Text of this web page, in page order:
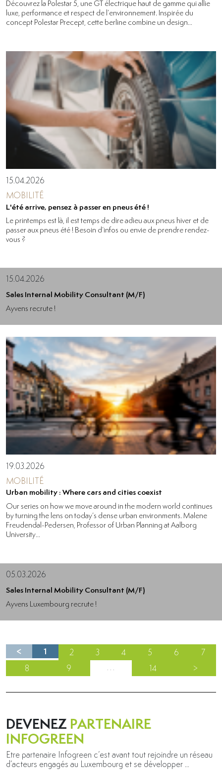
Découvrez la Polestar 5, une GT électrique haut de gamme qui allie
luxe, performance et respect de l’environnement. Inspirée du
concept Polestar Precept, cette berline combine un design...
15.04.2026
MOBILITÉ
L'été arrive, pensez à passer en pneus été !
Le printemps est là, il est temps de dire adieu aux pneus hiver et de
passer aux pneus été ! Besoin d’infos ou envie de prendre rendez-
vous ?
15.04.2026
Sales Internal Mobility Consultant (M/F)
Ayvens recrute !
19.03.2026
MOBILITÉ
Urban mobility : Where cars and cities coexist
Our series on how we move around in the modern world continues
by turning the lens on today’s dense urban environments. Malene
Freudendal-Pedersen, Professor of Urban Planning at Aalborg
University...
05.03.2026
Sales Internal Mobility Consultant (M/F)
Ayvens Luxembourg recrute !
< 1 2 3 4 5 6
7
8
9 … 14 >
DEVENEZ PARTENAIRE
INFOGREEN
Etre partenaire Infogreen c’est avant tout rejoindre un réseau
d’acteurs engagés au Luxembourg et se développer ...